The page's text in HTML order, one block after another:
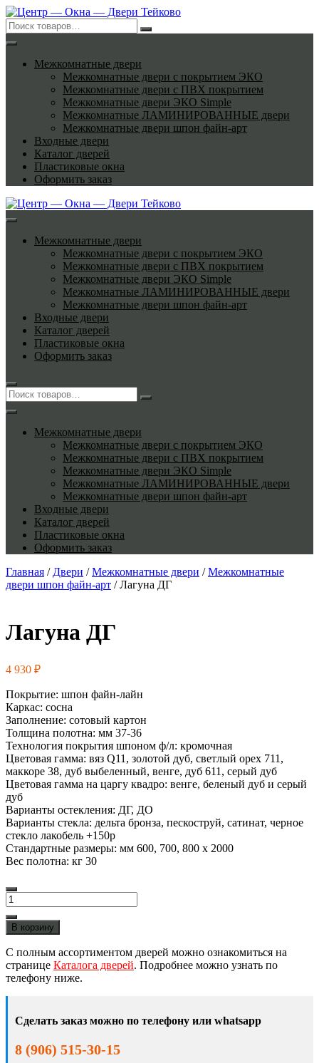
Перейти
к
содержимому
Межкомнатные двери
Межкомнатные двери с покрытием ЭКО
Межкомнатные двери с ПВХ покрытием
Межкомнатные двери ЭКО Simple
Межкомнатные ЛАМИНИРОВАННЫЕ двери
Межкомнатные двери шпон файн-арт
Входные двери
Каталог дверей
Пластиковые окна
Оформить заказ
Межкомнатные двери
Межкомнатные двери с покрытием ЭКО
Межкомнатные двери с ПВХ покрытием
Межкомнатные двери ЭКО Simple
Межкомнатные ЛАМИНИРОВАННЫЕ двери
Межкомнатные двери шпон файн-арт
Входные двери
Каталог дверей
Пластиковые окна
Оформить заказ
Межкомнатные двери
Межкомнатные двери с покрытием ЭКО
Межкомнатные двери с ПВХ покрытием
Межкомнатные двери ЭКО Simple
Межкомнатные ЛАМИНИРОВАННЫЕ двери
Межкомнатные двери шпон файн-арт
Входные двери
Каталог дверей
Пластиковые окна
Оформить заказ
Главная / Двери /Межкомнатные двери /Межкомнатные
двери шпон файн-арт / Лагуна ДГ
Лагуна ДГ
4 930 ₽
Покрытие: шпон файн-лайн
Каркас: сосна
Заполнение: сотовый картон
Толщина полотна: мм 37-36
Технология покрытия шпоном ф/л: кромочная
Цветовая гамма: вяз Q11, золотой дуб, светлый орех 711,
маккоре 38, дуб выбеленный, венге, дуб 611, серый дуб
Цветовая гамма на царгу квадро: венге, беленый дуб и серый
дуб
Варианты остекления: ДГ, ДО
Варианты стекла: дельта бронза, пескоструй, сатинат, черное
стекло лакобель +150р
Стандартные размеры: мм 600, 700, 800 х 2000
Вес полотна: кг 30
Количество
товара
Лагуна
ДГ
В корзину
С полным ассортиментом дверей можно ознакомиться на
странице Каталога дверей. Подробнее можно узнать по
телефону ниже.
Сделать заказ можно по телефону или whatsapp
8 (906) 515-30-15